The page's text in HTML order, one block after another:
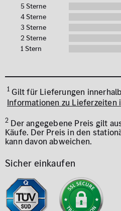
5 Sterne
4 Sterne
3 Sterne
2 Sterne
1 Stern
1 Gilt für Lieferungen
Informationen zu Lieferzeiten
2 Der angegebene Preis gilt
Käufe. Der Preis in den
kann davon abweichen.
Sicher einkaufen